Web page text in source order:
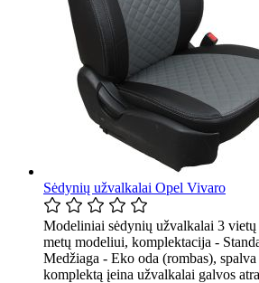
Sėdynių užvalkalai Opel Vivaro
Modeliniai sėdynių užvalkalai 3
metų modeliui, komplektacija -
Medžiaga - Eko oda (rombas),
komplektą įeina užvalkalai galvos